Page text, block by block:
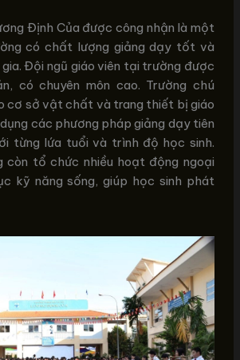
Định Của được công nhận là một
có chất lượng giảng dạy tốt và
Đội ngũ giáo viên tại trường được
có chuyên môn cao. Trường chú
cơ sở vật chất và trang thiết bị giáo
các phương pháp giảng dạy tiên
từng lứa tuổi và trình độ học sinh.
còn tổ chức nhiều hoạt động ngoại
kỹ năng sống, giúp học sinh phát